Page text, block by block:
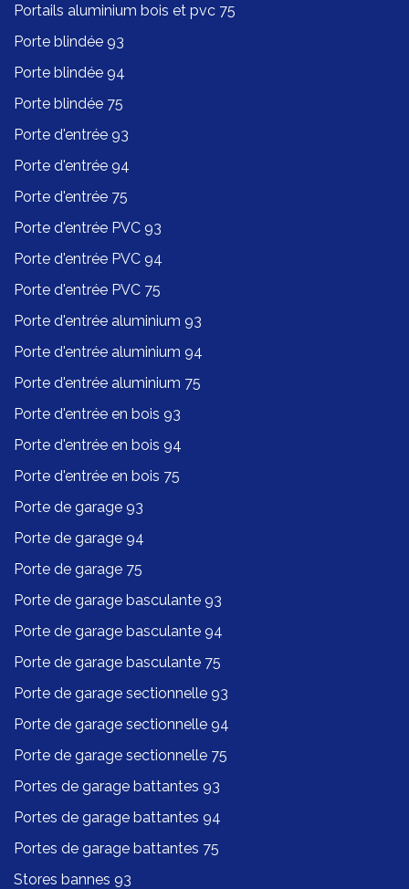
Portails aluminium bois et pvc 75
Porte blindée 93
Porte blindée 94
Porte blindée 75
Porte d'entrée 93
Porte d'entrée 94
Porte d'entrée 75
Porte d'entrée PVC 93
Porte d'entrée PVC 94
Porte d'entrée PVC 75
Porte d'entrée aluminium 93
Porte d'entrée aluminium 94
Porte d'entrée aluminium 75
Porte d'entrée en bois 93
Porte d'entrée en bois 94
Porte d'entrée en bois 75
Porte de garage 93
Porte de garage 94
Porte de garage 75
Porte de garage basculante 93
Porte de garage basculante 94
Porte de garage basculante 75
Porte de garage sectionnelle 93
Porte de garage sectionnelle 94
Porte de garage sectionnelle 75
Portes de garage battantes 93
Portes de garage battantes 94
Portes de garage battantes 75
Stores bannes 93